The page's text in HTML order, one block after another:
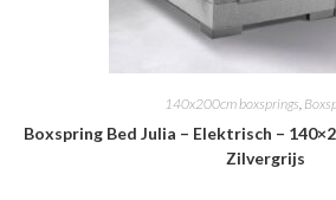
140x200cm boxsprings,
Boxspring Bed Julia – Elektrisch –
Zilvergrijs